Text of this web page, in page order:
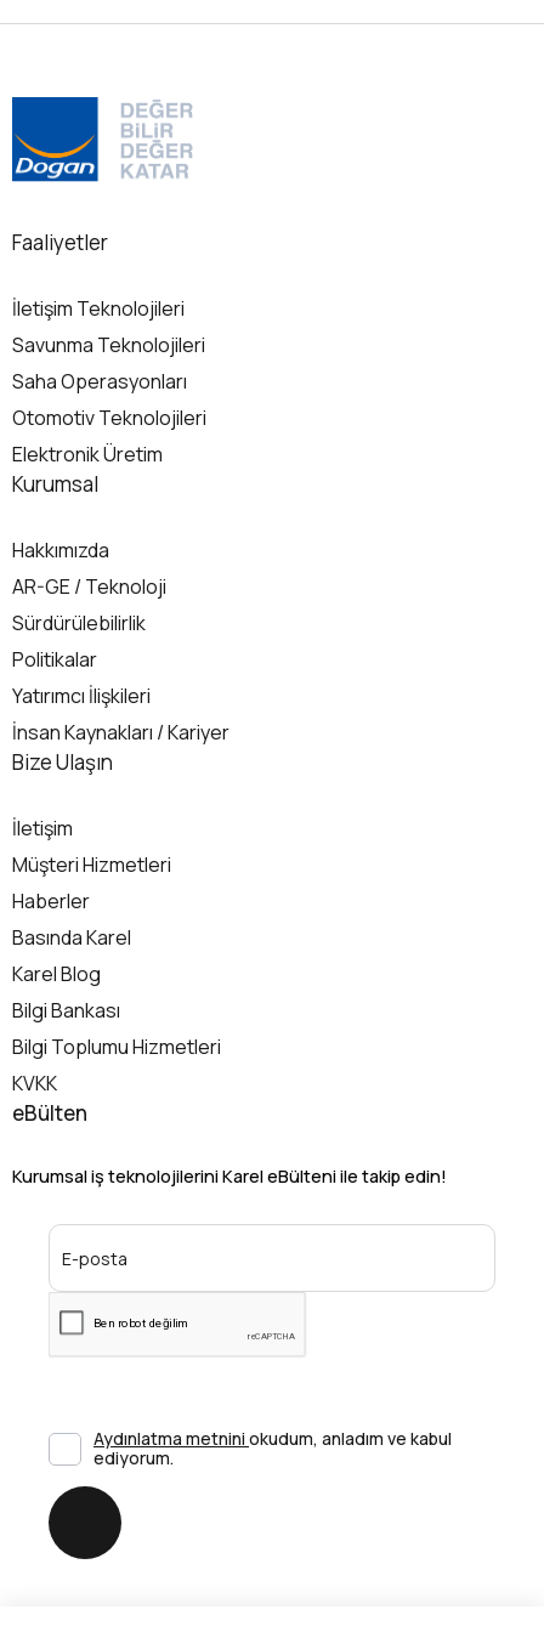
yetki sahibi olan kullanıcıyı manipüle
içerisinde izinsiz bir…...
Detaylı Bilgi
Faaliyetler
İletişim Teknolojileri
Savunma Teknolojileri
Saha Operasyonları
Otomotiv Teknolojileri
Elektronik Üretim
Kurumsal
Hakkımızda
AR-GE / Teknoloji
Sürdürülebilirlik
Politikalar
Yatırımcı İlişkileri
İnsan Kaynakları / Kariyer
İletişim
Bize Ulaşın
İletişim
Müşteri Hizmetleri
Haberler
Basında Karel
Karel Blog
Bilgi Bankası
Bilgi Toplumu Hizmetleri
KVKK
eBülten
Kurumsal iş teknolojilerini Karel eBülteni ile takip edin!
Aydınlatma metnini okudum, anladım ve kabul
ediyorum.
Gönder